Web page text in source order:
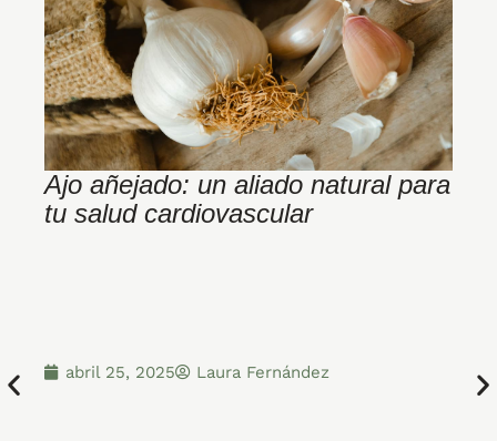
Ajo añejado: un aliado natural para
tu salud cardiovascular
abril 25, 2025 Laura Fernández